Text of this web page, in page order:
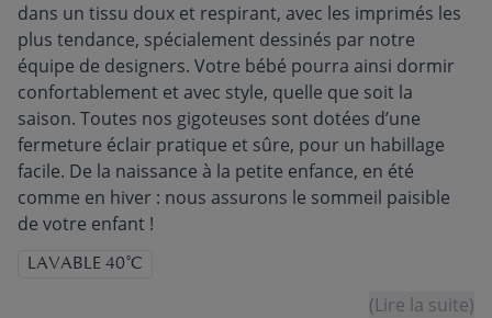
dans un tissu doux et respirant, avec les imprimés les
plus tendance, spécialement dessinés par notre
équipe de designers. Votre bébé pourra ainsi dormir
confortablement et avec style, quelle que soit la
saison. Toutes nos gigoteuses sont dotées d’une
fermeture éclair pratique et sûre, pour un habillage
facile. De la naissance à la petite enfance, en été
comme en hiver : nous assurons le sommeil paisible
de votre enfant !
LAVABLE 40°C
(Lire la suite)